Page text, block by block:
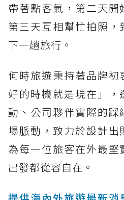
帶著點客氣，第二天開
第三天互相幫忙拍照
下一趟旅行。
何時旅遊秉持著品牌
好的時機就是現在」
動、公司夥伴實際的踩
場脈動，致力於設計
為每一位旅客在外最
出發都從容自在。